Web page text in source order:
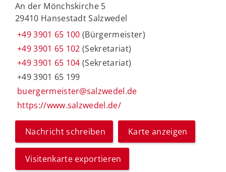
An der Mönchskirche 5
29410 Hansestadt Salzwedel
+49 3901 65 100 (Bürgermeister)
+49 3901 65 102 (Sekretariat)
+49 3901 65 104 (Sekretariat)
+49 3901 65 199
buergermeister@salzwedel.de
https://www.salzwedel.de/
Nachricht schreiben Karte anzeigen
Visitenkarte exportieren